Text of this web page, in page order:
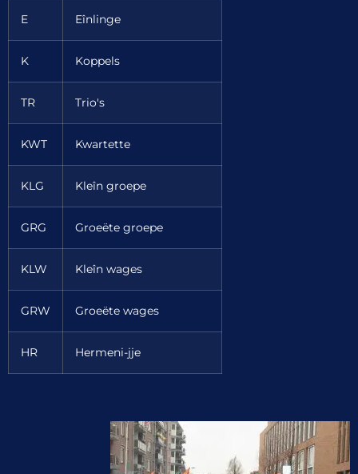
E Eînlinge
K Koppels
TR Trio's
KWT Kwartette
KLG Kleîn groepe
GRG Groeëte groepe
KLW Kleîn wages
GRW Groeëte wages
HR Hermeni-jje